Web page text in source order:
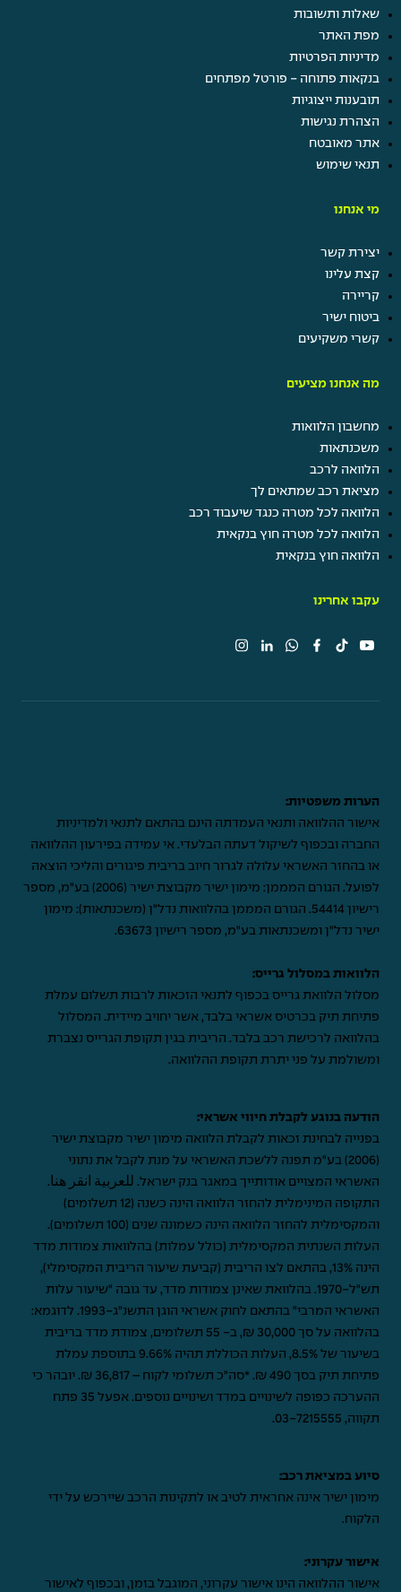
שאלות ותשובות
מפת האתר
מדיניות הפרטיות
בנקאות פתוחה - פורטל מפתחים
תובענות ייצוגיות
הצהרת נגישות
אתר מאובטח
תנאי שימוש
מי אנחנו
יצירת קשר
קצת עלינו
קריירה
ביטוח ישיר
קשרי משקיעים
מה אנחנו מציעים
מחשבון הלוואות
משכנתאות
הלוואה לרכב
מציאת רכב שמתאים לך
הלוואה לכל מטרה כנגד שיעבוד רכב
הלוואה לכל מטרה חוץ בנקאית
הלוואה חוץ בנקאית
עקבו אחרינו
הערות משפטיות:
אישור ההלוואה ותנאי העמדתה הינם בהתאם לתנאי ולמדיניות
החברה ובכפוף לשיקול דעתה הבלעדי. אי עמידה בפירעון ההלוואה
או בהחזר האשראי עלולה לגרור חיוב בריבית פיגורים והליכי הוצאה
לפועל. הגורם המממן: מימון ישיר מקבוצת ישיר (2006) בע"מ, מספר
רישיון 54414. הגורם המממן בהלוואות נדל"ן (משכנתאות): מימון
ישיר נדל"ן ומשכנתאות בע"מ, מספר רישיון 63673.
הלוואות במסלול גרייס:
מסלול הלוואת גרייס בכפוף לתנאי הזכאות לרבות תשלום עמלת
פתיחת תיק בכרטיס אשראי בלבד, אשר יחויב מיידית. המסלול
בהלוואה לרכישת רכב בלבד. הריבית בגין תקופת הגרייס נצברת
ומשולמת על פני יתרת תקופת ההלוואה.
הודעה בנוגע לקבלת חיווי אשראי:
בפנייה לבחינת זכאות לקבלת הלוואה מימון ישיר מקבוצת ישיר
(2006) בע"מ תפנה ללשכת האשראי על מנת לקבל את נתוני
האשראי המצויים אודותייך במאגר בנק ישראל. للعربية انقر هنا.
התקופה המינימלית להחזר הלוואה הינה כשנה (12 תשלומים)
והמקסימלית להחזר הלוואה הינה כשמונה שנים (100 תשלומים).
העלות השנתית המקסימלית (כולל עמלות) בהלוואות צמודות מדד
הינה 13%, בהתאם לצו הריבית (קביעת שיעור הריבית המקסימלי),
תש"ל-1970. בהלוואת שאינן צמודות מדד, עד גובה "שיעור עלות
האשראי המרבי" בהתאם לחוק אשראי הוגן התשנ"ג-1993. לדוגמא:
בהלוואה על סך 30,000 ₪, ב- 55 תשלומים, צמודת מדד בריבית
בשיעור של 8.5%, העלות הכוללת תהיה 9.66% בתוספת עמלת
פתיחת תיק בסך 490 ₪. *סה"כ תשלומי לקוח – 36,817 ₪. יובהר כי
ההערכה כפופה לשינויים במדד ושינויים נוספים. אפעל 35 פתח
תקווה, 03-7215555
.
סיוע במציאת רכב:
מימון ישיר אינה אחראית לטיב או לתקינות הרכב שיירכש על ידי
הלקוח.
אישור עקרוני:
אישור ההלוואה הינו אישור עקרוני, המוגבל בזמן, ובכפוף לאישור